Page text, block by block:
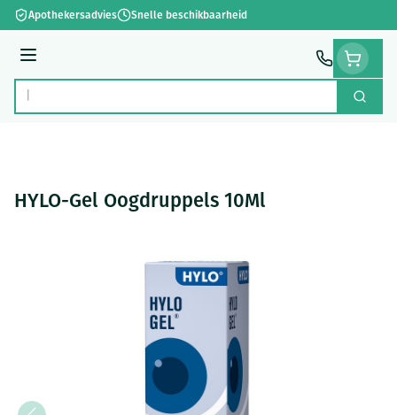
Ga naar de inhoud
Apothekersadvies Snelle beschikbaarheid
Menu
Product, merk, categorie... Zoek
HYLO-Gel Oogdruppels 10Ml